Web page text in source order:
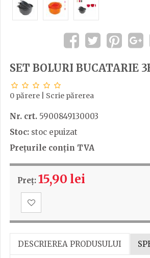
SET BOLURI BUCATARIE
0 părere Scrie părerea
Nr. crt. 5900849130003
Stoc: stoc epuizat
Prețurile conțin TVA
Preț: 15,90 lei
DESCRIEREA PRODUSULUI